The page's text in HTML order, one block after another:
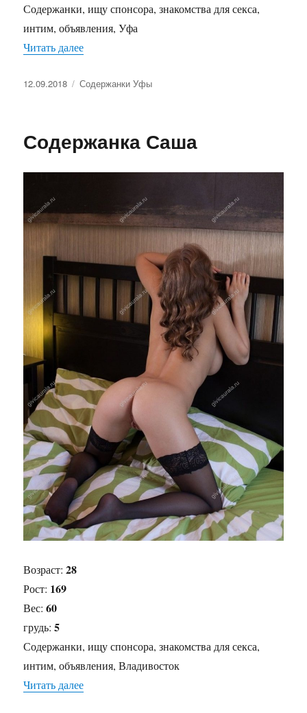
Содержанки, ищу спонсора, знакомства для секса,
интим, объявления, Уфа
Читать далее
Опубликовано
12.09.2018 Рубрики
Содержанки Уфы
Содержанка Саша
Возраст:28
Рост: 169
Вес:60
грудь:5
Содержанки, ищу спонсора, знакомства для секса,
интим, объявления, Владивосток
Читать далее